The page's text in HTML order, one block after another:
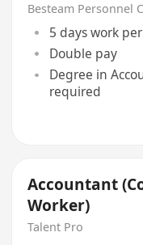
Besteam Personnel
5 days work
Double pay
Degree in
required
Accountant
Worker)
Talent Pro